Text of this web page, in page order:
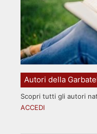
Autori della
Scopri tutti gli autori
ACCEDI